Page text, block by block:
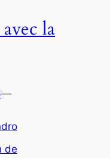
la
—
de